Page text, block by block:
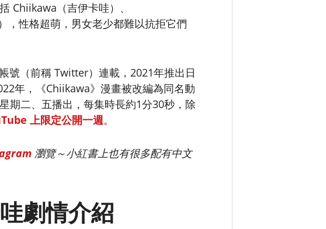
Chiikawa（吉伊卡哇）、
，性格超萌，男女老少都難以抗拒它們
號（前稱 Twitter）連載，2021年推出日
年，《Chiikawa》漫畫被改編為同名動
期二、五播出，每集時長約1分30秒，除
上限定公開一週。
瀏覽～小紅書上也有很多配有中文
劇情介紹